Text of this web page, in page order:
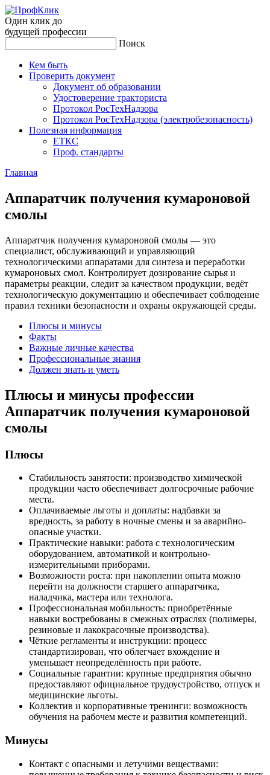
Один клик до
будущей профессии
Поиск
Кем быть
Проверить документ
Документ об образовании
Удостоверение тракториста
Протокол РосТехНадзора
Протокол РосТехНадзора (электробезопасность)
Полезная информация
ЕТКС
Проф. стандарты
Главная
Ап­па­рат­чик по­луче­ния ку­маро­новой
смо­лы
Аппаратчик получения кумароновой смолы — это
специалист, обслуживающий и управляющий
технологическими аппаратами для синтеза и переработки
кумароновых смол. Контролирует дозирование сырья и
параметры реакции, следит за качеством продукции, ведёт
технологическую документацию и обеспечивает соблюдение
правил техники безопасности и охраны окружающей среды.
Плюсы и минусы
Факты
Важные личные качества
Профессиональные знания
Должен знать и уметь
Плюсы и минусы профессии
Аппаратчик получения кумароновой
смолы
Плюсы
Стабильность занятости: производство химической
продукции часто обеспечивает долгосрочные рабочие
места.
Оплачиваемые льготы и доплаты: надбавки за
вредность, за работу в ночные смены и за аварийно-
опасные участки.
Практические навыки: работа с технологическим
оборудованием, автоматикой и контрольно-
измерительными приборами.
Возможности роста: при накоплении опыта можно
перейти на должности старшего аппаратчика,
наладчика, мастера или технолога.
Профессиональная мобильность: приобретённые
навыки востребованы в смежных отраслях (полимеры,
резиновые и лакокрасочные производства).
Чёткие регламенты и инструкции: процесс
стандартизирован, что облегчает вхождение и
уменьшает неопределённость при работе.
Социальные гарантии: крупные предприятия обычно
предоставляют официальное трудоустройство, отпуск и
медицинские льготы.
Коллектив и корпоративные тренинги: возможность
обучения на рабочем месте и развития компетенций.
Минусы
Контакт с опасными и летучими веществами: